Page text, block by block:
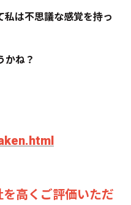
私は不思議な感覚を持っ
かね？
高くご評価いただ